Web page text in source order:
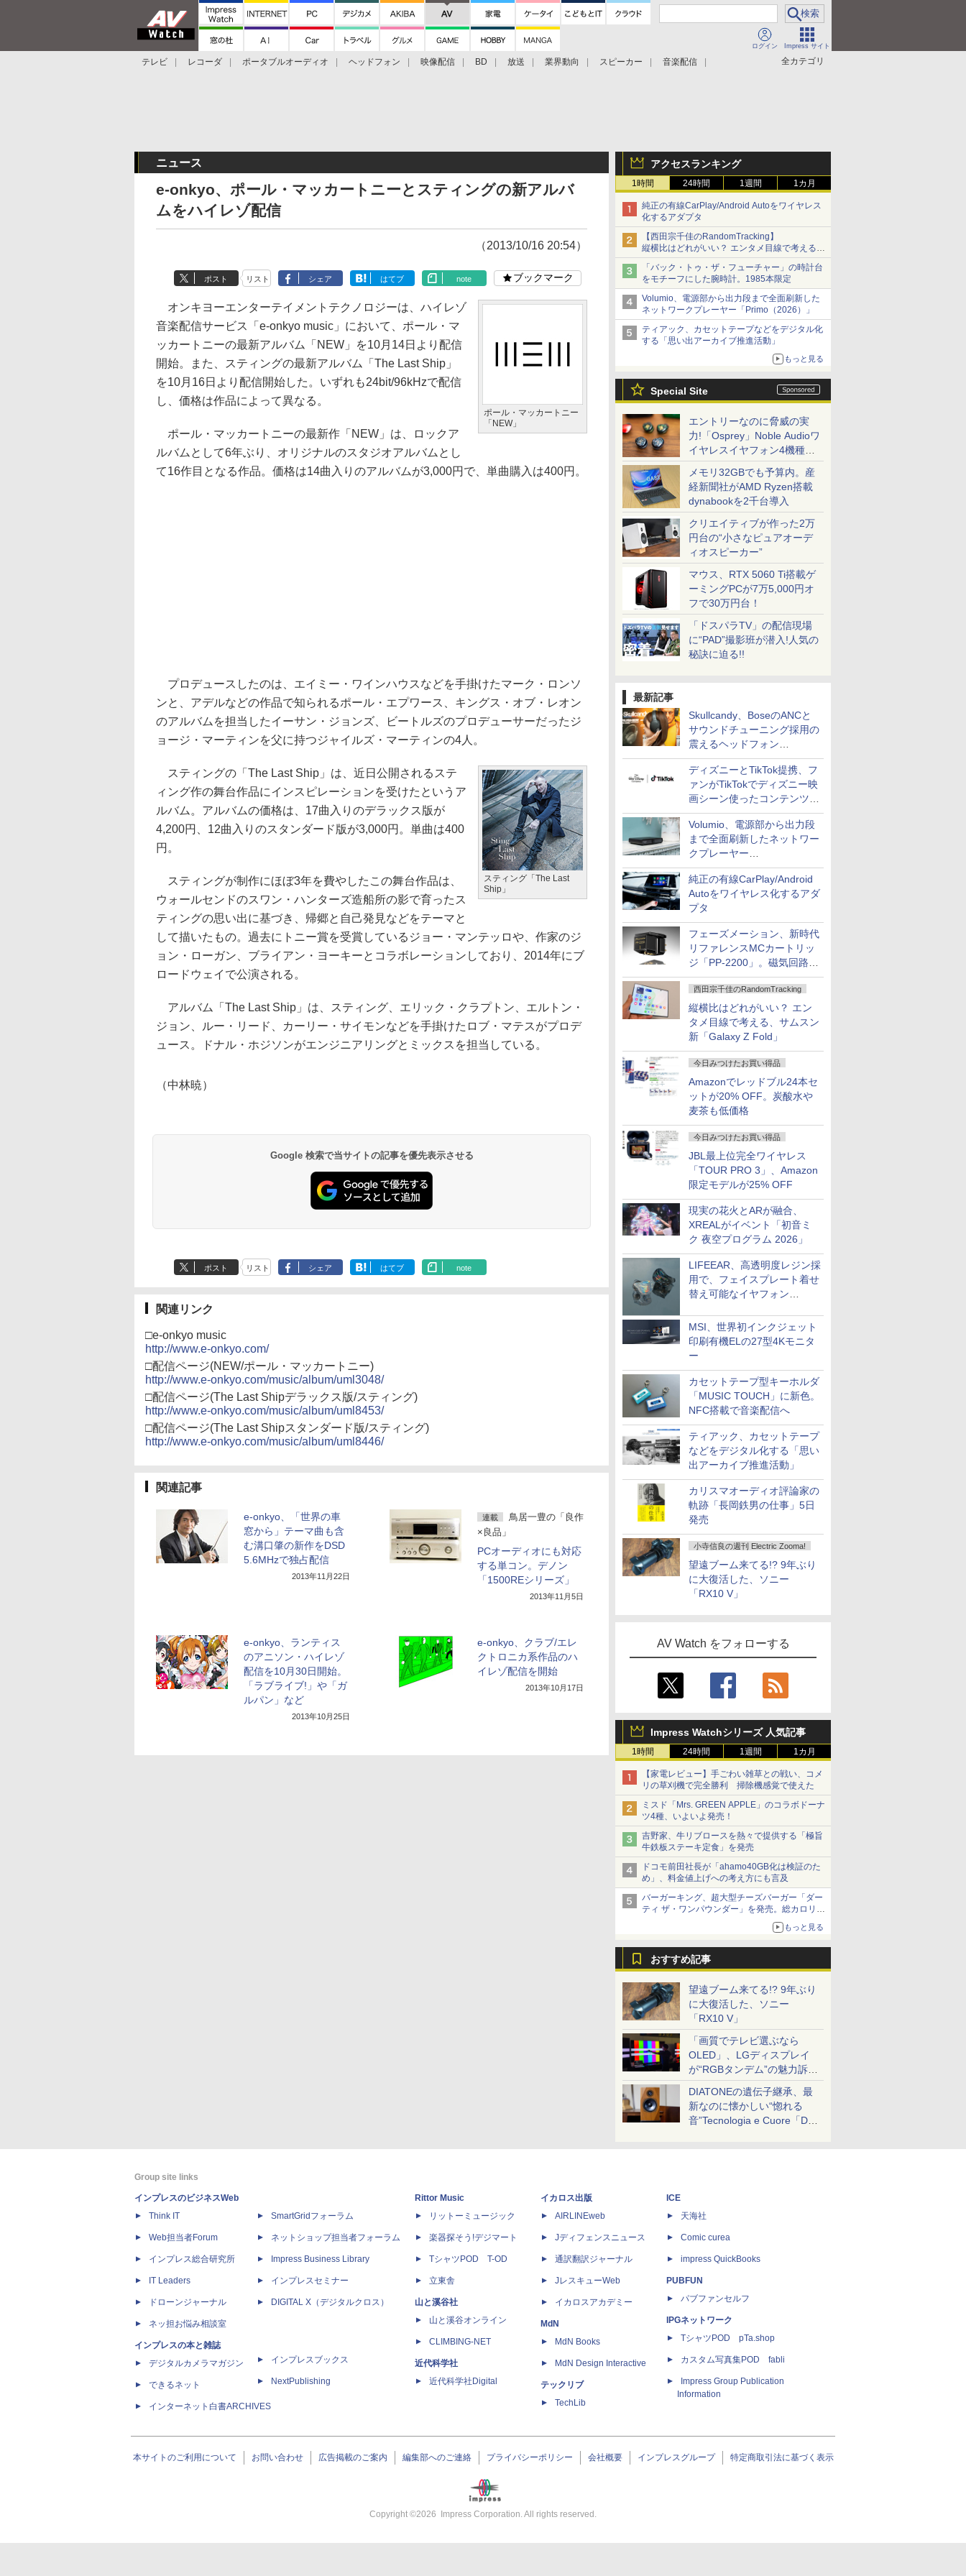
ログイン Impress サイト
全カテゴリ
テレビ レコーダ ポータブルオーディオ ヘッドフォン 映像配信 BD 放送 業界動向 スピーカー
音楽配信
アクセスランキング
1時間 24時間 1週間 1カ月
純正の有線CarPlay/Android Autoをワイヤレス
化するアダプタ
【西田宗千佳のRandomTracking】
縦横比はどれがいい？ エンタメ目線で考える、
サムスン新「Galaxy Z Fold」
「バック・トゥ・ザ・フューチャー」の時計台
をモチーフにした腕時計。1985本限定
Volumio、電源部から出力段まで全面刷新した
ネットワークプレーヤー「Primo（2026）」
ティアック、カセットテープなどをデジタル化
する「思い出アーカイブ推進活動」
もっと見る
Special Site
エントリーなのに脅威の実
力!「Osprey」Noble Audioワ
イヤレスイヤフォン4機種を
一気に聴く
メモリ32GBでも予算内。産
経新聞社がAMD Ryzen搭載
dynabookを2千台導入
クリエイティブが作った2万
円台の“小さなピュアオーデ
ィオスピーカー”
マウス、RTX 5060 Ti搭載ゲ
ーミングPCが7万5,000円オ
フで30万円台！
「ドスパラTV」の配信現場
に“PAD”撮影班が潜入!人気の
秘訣に迫る!!
最新記事
Skullcandy、BoseのANCと
サウンドチューニング採用の
震えるヘッドフォン
「Crusher 1080 ANC」
ディズニーとTikTok提携、フ
ァンがTikTokでディズニー映
画シーン使ったコンテンツ制
作、Disney+にも配信
Volumio、電源部から出力段
まで全面刷新したネットワー
クプレーヤー
「Primo（2026）」
純正の有線CarPlay/Android
Autoをワイヤレス化するアダ
プタ
フェーズメーション、新時代
リファレンスMCカートリッ
ジ「PP-2200」。磁気回路や
ハウジングを根本から見直し
西田宗千佳のRandomTracking
縦横比はどれがいい？ エン
タメ目線で考える、サムスン
新「Galaxy Z Fold」
今日みつけたお買い得品
Amazonでレッドブル24本セ
ットが20% OFF。炭酸水や
麦茶も低価格
今日みつけたお買い得品
JBL最上位完全ワイヤレス
「TOUR PRO 3」、Amazon
限定モデルが25% OFF
現実の花火とARが融合、
XREALがイベント「初音ミ
ク 夜空プログラム 2026」
LIFEEAR、高透明度レジン採
用で、フェイスプレート着せ
替え可能なイヤフォン
MSI、世界初インクジェット
印刷有機ELの27型4Kモニタ
ー
カセットテープ型キーホルダ
「MUSIC TOUCH」に新色。
NFC搭載で音楽配信へ
ティアック、カセットテープ
などをデジタル化する「思い
出アーカイブ推進活動」
カリスマオーディオ評論家の
軌跡「長岡鉄男の仕事」5日
発売
小寺信良の週刊 Electric Zooma!
望遠ブーム来てる!? 9年ぶり
に大復活した、ソニー
「RX10 V」
AV Watch をフォローする
Impress Watchシリーズ 人気記事
1時間 24時間 1週間 1カ月
【家電レビュー】手ごわい雑草との戦い、コメ
リの草刈機で完全勝利 掃除機感覚で使えた
ミスド「Mrs. GREEN APPLE」のコラボドーナ
ツ4種、いよいよ発売！
吉野家、牛リブロースを熱々で提供する「極旨
牛鉄板ステーキ定食」を発売
ドコモ前田社長が「ahamo40GB化は検証のた
め」、料金値上げへの考え方にも言及
バーガーキング、超大型チーズバーガー「ダー
ティ ザ・ワンパウンダー」を発売。総カロリー
もっと見る
おすすめ記事
望遠ブーム来てる!? 9年ぶり
に大復活した、ソニー
「RX10 V」
「画質でテレビ選ぶなら
OLED」、LGディスプレイ
が“RGBタンデム”の魅力訴
求。液晶とのガチ比較も
DIATONEの遺伝子継承、最
新なのに懐かしい“惚れる
音”Tecnologia e Cuore「DS-
ニュース
e-onkyo、ポール・マッカートニーとスティングの新アルバ
ムをハイレゾ配信
（2013/10/16 20:54）
ポスト リスト シェア はてブ note ブックマーク
ポール・マッカートニー
「NEW」
オンキヨーエンターテイメントテクノロジーは、ハイレゾ
音楽配信サービス「e-onkyo music」において、ポール・マ
ッカートニーの最新アルバム「NEW」を10月14日より配信
開始。また、スティングの最新アルバム「The Last Ship」
を10月16日より配信開始した。いずれも24bit/96kHzで配信
し、価格は作品によって異なる。
ポール・マッカートニーの最新作「NEW」は、ロックア
ルバムとして6年ぶり、オリジナルのスタジオアルバムとし
て16作目となる作品。価格は14曲入りのアルバムが3,000円で、単曲購入は400円。
プロデュースしたのは、エイミー・ワインハウスなどを手掛けたマーク・ロンソ
ンと、アデルなどの作品で知られるポール・エプワース、キングス・オブ・レオン
のアルバムを担当したイーサン・ジョンズ、ビートルズのプロデューサーだったジ
ョージ・マーティンを父に持つジャイルズ・マーティンの4人。
スティング「The Last
Ship」
スティングの「The Last Ship」は、近日公開されるステ
ィング作の舞台作品にインスピレーションを受けたというア
ルバム。アルバムの価格は、17曲入りのデラックス版が
4,200円、12曲入りのスタンダード版が3,000円。単曲は400
円。
スティングが制作にほぼ3年を費やしたこの舞台作品は、
ウォールセンドのスワン・ハンターズ造船所の影で育ったス
ティングの思い出に基づき、帰郷と自己発見などをテーマと
して描いたもの。過去にトニー賞を受賞しているジョー・マンテッロや、作家のジ
ョン・ローガン、ブライアン・ヨーキーとコラボレーションしており、2014年にブ
ロードウェイで公演される。
アルバム「The Last Ship」は、スティング、エリック・クラプトン、エルトン・
ジョン、ルー・リード、カーリー・サイモンなどを手掛けたロブ・マテスがプロデ
ュース。ドナル・ホジソンがエンジニアリングとミックスを担当している。
（中林暁）
Google 検索で当サイトの記事を優先表示させる
ポスト リスト シェア はてブ note
関連リンク
□e-onkyo music
http://www.e-onkyo.com/
□配信ページ(NEW/ポール・マッカートニー)
http://www.e-onkyo.com/music/album/uml3048/
□配信ページ(The Last Shipデラックス版/スティング)
http://www.e-onkyo.com/music/album/uml8453/
□配信ページ(The Last Shipスタンダード版/スティング)
http://www.e-onkyo.com/music/album/uml8446/
関連記事
e-onkyo、「世界の車
窓から」テーマ曲も含
む溝口肇の新作をDSD
5.6MHzで独占配信
2013年11月22日
連載
鳥居一豊の「良作
×良品」
PCオーディオにも対応
する単コン。デノン
「1500REシリーズ」
2013年11月5日
e-onkyo、ランティス
のアニソン・ハイレゾ
配信を10月30日開始。
「ラブライブ!」や「ガ
ルパン」など
2013年10月25日
e-onkyo、クラブ/エレ
クトロニカ系作品のハ
イレゾ配信を開始
2013年10月17日
Group site links
インプレスのビジネスWeb
Think IT
Web担当者Forum
インプレス総合研究所
IT Leaders
ドローンジャーナル
ネッ担お悩み相談室
インプレスの本と雑誌
デジタルカメラマガジン
できるネット
インターネット白書ARCHIVES
SmartGridフォーラム
ネットショップ担当者フォーラム
Impress Business Library
インプレスセミナー
DIGITAL X（デジタルクロス）
インプレスブックス
NextPublishing
Rittor Music
リットーミュージック
楽器探そう!デジマート
TシャツPOD T-OD
立東舎
山と溪谷社
山と溪谷オンライン
CLIMBING-NET
近代科学社
近代科学社Digital
イカロス出版
AIRLINEweb
Jディフェンスニュース
通訳翻訳ジャーナル
JレスキューWeb
イカロスアカデミー
MdN
MdN Books
MdN Design Interactive
テックリブ
TechLib
ICE
天海社
Comic curea
impress QuickBooks
PUBFUN
パブファンセルフ
IPGネットワーク
TシャツPOD pTa.shop
カスタム写真集POD fabli
Impress Group Publication
Information
本サイトのご利用について お問い合わせ 広告掲載のご案内 編集部へのご連絡 プライバシーポリシー 会社概要 インプレスグループ 特定商取引法に基づく表示
Copyright ©2026 Impress Corporation. All rights reserved.